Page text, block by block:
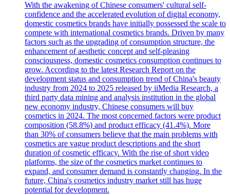
With the awakening of Chinese consumers' cultural self-
confidence and the accelerated evolution of digital economy,
domestic cosmetics brands have initially possessed the scale to
compete with international cosmetics brands. Driven by many
factors such as the upgrading of consumption structure, the
enhancement of aesthetic concept and self-pleasing
consciousness, domestic cosmetics consumption continues to
grow. According to the latest Research Report on the
development status and consumption trend of China's beauty
industry from 2024 to 2025 released by iiMedia Research, a
third party data mining and analysis institution in the global
new economy industry, Chinese consumers will buy
cosmetics in 2024. The most concerned factors were product
composition (58.8%) and product efficacy (41.4%). More
than 30% of consumers believe that the main problems with
cosmetics are vague product descriptions and the short
duration of cosmetic efficacy. With the rise of short video
platforms, the size of the cosmetics market continues to
expand, and consumer demand is constantly changing. In the
future, China's cosmetics industry market still has huge
potential for development.